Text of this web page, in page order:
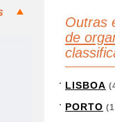
Outras
de
LISBOA
PORTO